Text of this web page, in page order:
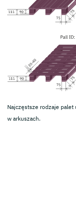
Najczęstsze rodzaje
w arkuszach.